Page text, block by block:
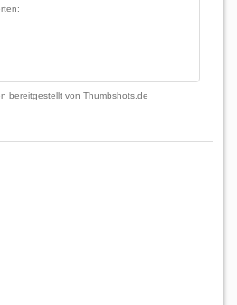
bereitgestellt von Thumbshots.de